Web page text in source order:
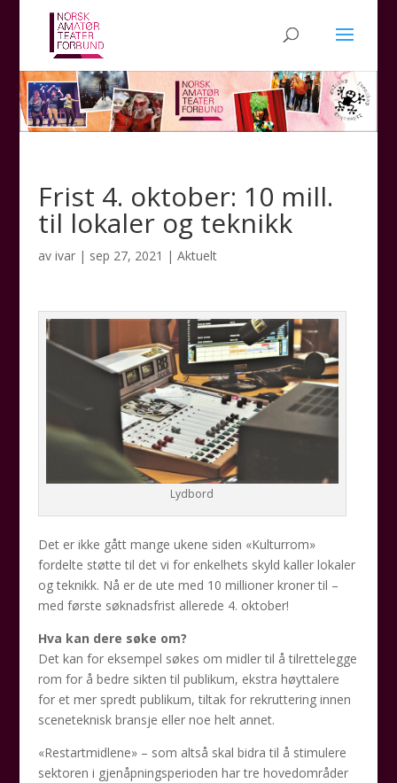
Frist 4. oktober: 10 mill.
til lokaler og teknikk
av ivar| sep 27, 2021 | Aktuelt
Lydbord
Det er ikke gått mange ukene siden «Kulturrom»
fordelte støtte til det vi for enkelhets skyld kaller lokaler
og teknikk. Nå er de ute med 10 millioner kroner til –
med første søknadsfrist allerede 4. oktober!
Hva kan dere søke om?
Det kan for eksempel søkes om midler til å tilrettelegge
rom for å bedre sikten til publikum, ekstra høyttalere
for et mer spredt publikum, tiltak for rekruttering innen
sceneteknisk bransje eller noe helt annet.
«Restartmidlene» – som altså skal bidra til å stimulere
sektoren i gjenåpningsperioden har tre hovedområder